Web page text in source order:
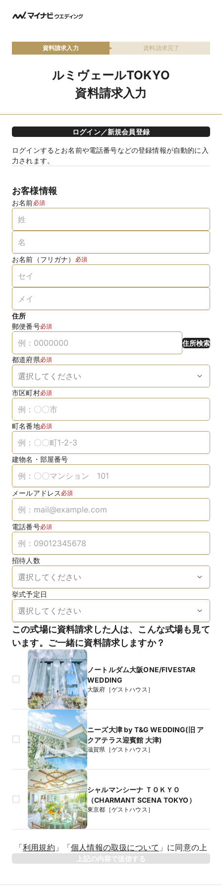
資料請求入力 資料請求完了
ルミヴェールTOKYO
資料請求入力
ログイン／新規会員登録
ログインするとお名前や電話番号などの登録情報が自動的に入
力されます。
お客様情報
お名前必須
お名前（フリガナ） 必須
住所
郵便番号必須
住所検索
都道府県必須
市区町村必須
町名番地必須
建物名・部屋番号
メールアドレス 必須
電話番号必須
招待人数
挙式予定日
この式場に資料請求した人は、こんな式場も見て
います。ご一緒に資料請求しますか？
ノートルダム大阪ONE/FIVESTAR
WEDDING
大阪府［ゲストハウス］
ニーズ大津 by T&G WEDDING(旧 ア
クアテラス迎賓館 大津)
滋賀県［ゲストハウス］
シャルマンシーナ ＴＯＫＹＯ
（CHARMANT SCENA TOKYO）
東京都［ゲストハウス］
年
「利用規約 」 「個人情報の取扱について 」 に同意の上
上記の内容で送信する